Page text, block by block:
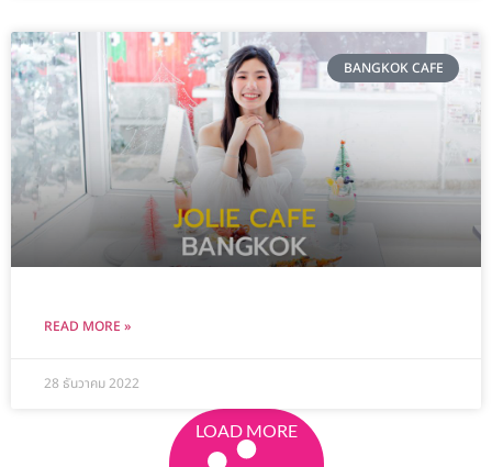
BANGKOK CAFE
READ MORE »
28 ธันวาคม 2022
LOAD MORE